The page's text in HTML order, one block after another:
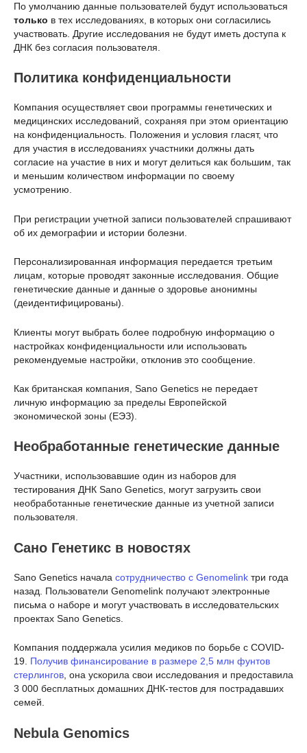
По умолчанию данные пользователей будут использоваться
только в тех исследованиях, в которых они согласились
участвовать. Другие исследования не будут иметь доступа к
ДНК без согласия пользователя.
Политика конфиденциальности
Компания осуществляет свои программы генетических и
медицинских исследований, сохраняя при этом ориентацию
на конфиденциальность. Положения и условия гласят, что
для участия в исследованиях участники должны дать
согласие на участие в них и могут делиться как большим, так
и меньшим количеством информации по своему
усмотрению.
При регистрации учетной записи пользователей спрашивают
об их демографии и истории болезни.
Персонализированная информация передается третьим
лицам, которые проводят законные исследования. Общие
генетические данные и данные о здоровье анонимны
(деидентифицированы).
Клиенты могут выбрать более подробную информацию о
настройках конфиденциальности или использовать
рекомендуемые настройки, отклонив это сообщение.
Как британская компания, Sano Genetics не передает
личную информацию за пределы Европейской
экономической зоны (ЕЭЗ).
Необработанные генетические данные
Участники, использовавшие один из наборов для
тестирования ДНК Sano Genetics, могут загрузить свои
необработанные генетические данные из учетной записи
пользователя.
Сано Генетикс в новостях
Sano Genetics начала сотрудничество с Genomelink три года
назад. Пользователи Genomelink получают электронные
письма о наборе и могут участвовать в исследовательских
проектах Sano Genetics.
Компания поддержала усилия медиков по борьбе с COVID-
19. Получив финансирование в размере 2,5 млн фунтов
стерлингов, она ускорила свои исследования и предоставила
3 000 бесплатных домашних ДНК-тестов для пострадавших
семей.
Nebula Genomics